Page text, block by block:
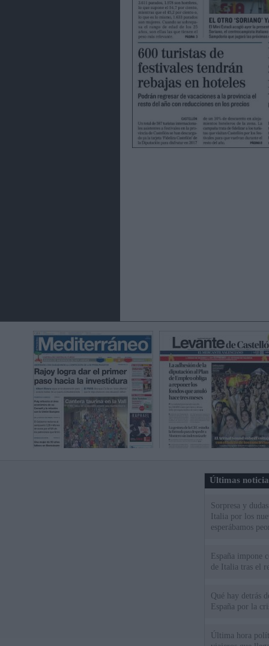
Últimas
Sorpresa y
Italia por los
esperábamos
España impone
de Italia tras el
Qué hay detrás
España por la
Última hora